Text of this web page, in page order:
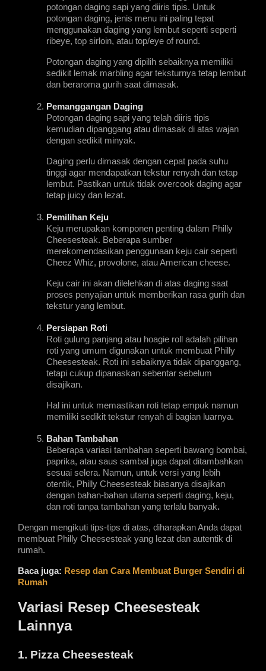
potongan daging sapi yang diiris tipis. Untuk
potongan daging, jenis menu ini paling tepat
menggunakan daging yang lembut seperti seperti
ribeye, top sirloin, atau top/eye of round.
Potongan daging yang dipilih sebaiknya memiliki
sedikit lemak marbling agar teksturnya tetap lembut
dan beraroma gurih saat dimasak.
Pemanggangan Daging
Potongan daging sapi yang telah diiris tipis
kemudian dipanggang atau dimasak di atas wajan
dengan sedikit minyak.
Daging perlu dimasak dengan cepat pada suhu
tinggi agar mendapatkan tekstur renyah dan tetap
lembut. Pastikan untuk tidak overcook daging agar
tetap juicy dan lezat.
Pemilihan Keju
Keju merupakan komponen penting dalam Philly
Cheesesteak. Beberapa sumber
merekomendasikan penggunaan keju cair seperti
Cheez Whiz, provolone, atau American cheese.
Keju cair ini akan dilelehkan di atas daging saat
proses penyajian untuk memberikan rasa gurih dan
tekstur yang lembut.
Persiapan Roti
Roti gulung panjang atau hoagie roll adalah pilihan
roti yang umum digunakan untuk membuat Philly
Cheesesteak. Roti ini sebaiknya tidak dipanggang,
tetapi cukup dipanaskan sebentar sebelum
disajikan.
Hal ini untuk memastikan roti tetap empuk namun
memiliki sedikit tekstur renyah di bagian luarnya.
Bahan Tambahan
Beberapa variasi tambahan seperti bawang bombai,
paprika, atau saus sambal juga dapat ditambahkan
sesuai selera. Namun, untuk versi yang lebih
otentik, Philly Cheesesteak biasanya disajikan
dengan bahan-bahan utama seperti daging, keju,
dan roti tanpa tambahan yang terlalu banyak.
Dengan mengikuti tips-tips di atas, diharapkan Anda dapat
membuat Philly Cheesesteak yang lezat dan autentik di
rumah.
Baca juga: Resep dan Cara Membuat Burger Sendiri di
Rumah
Variasi Resep Cheesesteak
Lainnya
1. Pizza Cheesesteak